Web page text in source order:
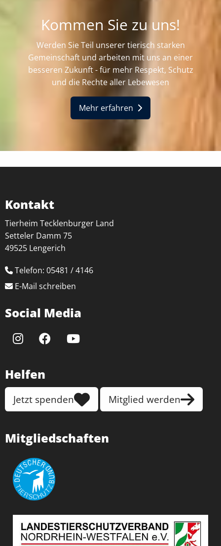
Kommen Sie zu uns!
Werden Sie Teil unserer tierisch starken
Gemeinschaft und arbeiten mit uns an einer
besseren Zukunft - für mehr Respekt, Schutz
und die Rechte aller Lebewesen
Mehr erfahren
Kontakt
Tierheim Tecklenburger Land
Setteler Damm 75
49525 Lengerich
Telefon: 05481 / 4146
E-Mail schreiben
Social Media
Helfen
Jetzt spenden Mitglied werden
Mitgliedschaften